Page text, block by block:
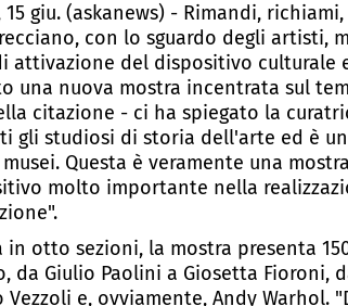
15 giu. (askanews) - Rimandi,
con lo sguardo degli artisti,
attivazione del dispositivo culturale
una nuova mostra incentrata sul
citazione - ci ha spiegato la
gli studiosi di storia dell'arte ed è
Questa è veramente una
molto importante nella
otto sezioni, la mostra presenta
da Giulio Paolini a Giosetta Fioroni,
Vezzoli e, ovviamente, Andy